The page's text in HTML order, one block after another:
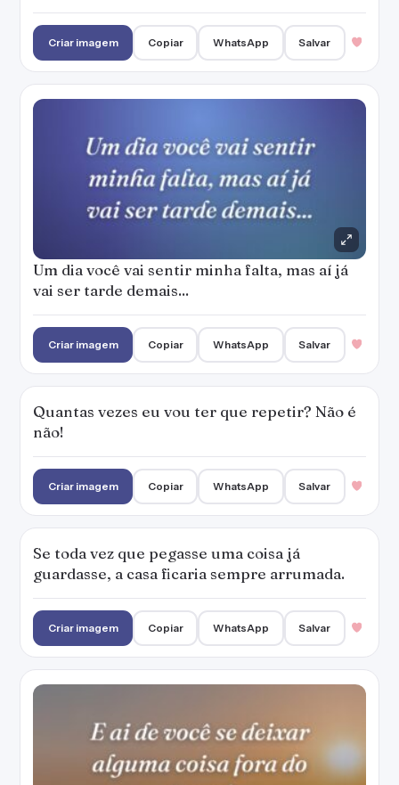
Criar imagem Copiar WhatsApp Salvar
Um dia você vai sentir minha falta, mas aí já
vai ser tarde demais...
Criar imagem Copiar WhatsApp Salvar
Quantas vezes eu vou ter que repetir? Não é
não!
Criar imagem Copiar WhatsApp Salvar
Se toda vez que pegasse uma coisa já
guardasse, a casa ficaria sempre arrumada.
Criar imagem Copiar WhatsApp Salvar